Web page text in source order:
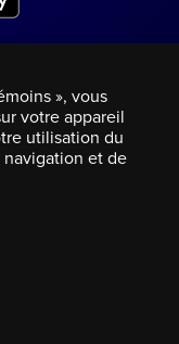
», vous
votre appareil
utilisation du
et de